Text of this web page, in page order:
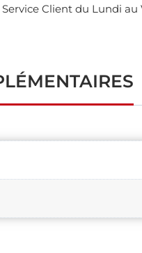
Service Client du Lundi au